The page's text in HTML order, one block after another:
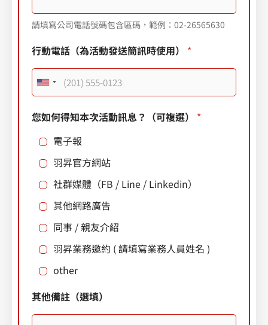
請填寫公司電話號碼包含區碼，範例：02-26565630
行動電話（為活動發送簡訊時使用） *
U
i
t
e
d
t
a
t
e
+
您如何得知本次活動訊息？（可複選） *
電子報
羽昇官方網站
社群媒體（FB / Line / Linkedin）
其他網路廣告
同事 / 親友介紹
羽昇業務邀約 ( 請填寫業務人員姓名 )
other
*
其他備註（選填）